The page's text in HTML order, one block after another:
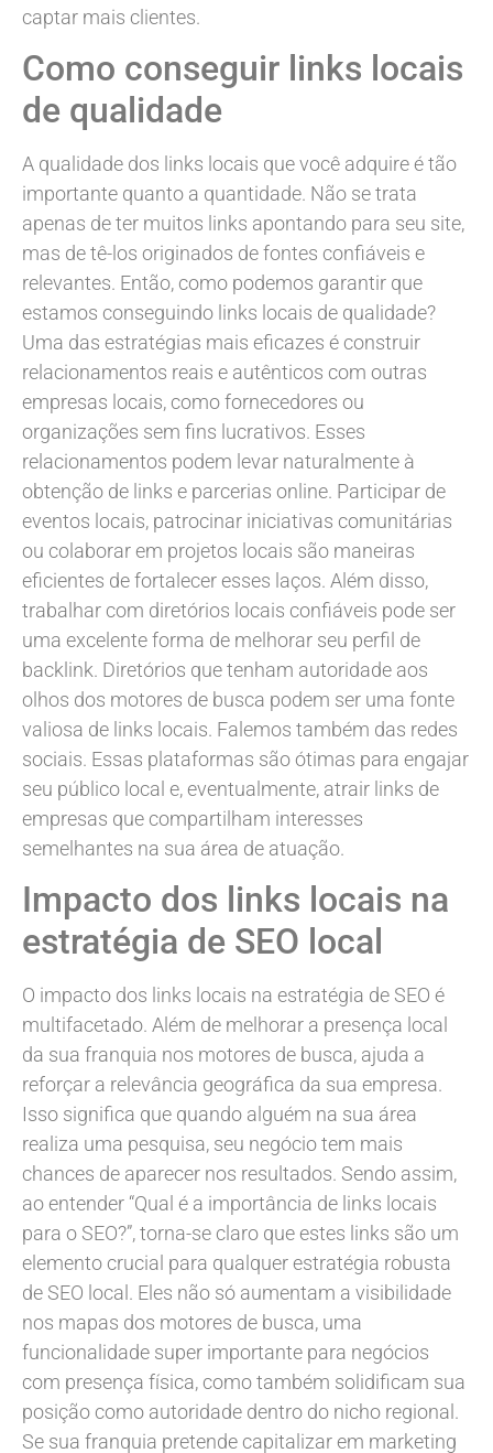
captar mais clientes.
Como conseguir links locais
de qualidade
A qualidade dos links locais que você adquire é tão
importante quanto a quantidade. Não se trata
apenas de ter muitos links apontando para seu site,
mas de tê-los originados de fontes confiáveis e
relevantes. Então, como podemos garantir que
estamos conseguindo links locais de qualidade?
Uma das estratégias mais eficazes é construir
relacionamentos reais e autênticos com outras
empresas locais, como fornecedores ou
organizações sem fins lucrativos. Esses
relacionamentos podem levar naturalmente à
obtenção de links e parcerias online. Participar de
eventos locais, patrocinar iniciativas comunitárias
ou colaborar em projetos locais são maneiras
eficientes de fortalecer esses laços. Além disso,
trabalhar com diretórios locais confiáveis pode ser
uma excelente forma de melhorar seu perfil de
backlink. Diretórios que tenham autoridade aos
olhos dos motores de busca podem ser uma fonte
valiosa de links locais. Falemos também das redes
sociais. Essas plataformas são ótimas para engajar
seu público local e, eventualmente, atrair links de
empresas que compartilham interesses
semelhantes na sua área de atuação.
Impacto dos links locais na
estratégia de SEO local
O impacto dos links locais na estratégia de SEO é
multifacetado. Além de melhorar a presença local
da sua franquia nos motores de busca, ajuda a
reforçar a relevância geográfica da sua empresa.
Isso significa que quando alguém na sua área
realiza uma pesquisa, seu negócio tem mais
chances de aparecer nos resultados. Sendo assim,
ao entender “Qual é a importância de links locais
para o SEO?”, torna-se claro que estes links são um
elemento crucial para qualquer estratégia robusta
de SEO local. Eles não só aumentam a visibilidade
nos mapas dos motores de busca, uma
funcionalidade super importante para negócios
com presença física, como também solidificam sua
posição como autoridade dentro do nicho regional.
Se sua franquia pretende capitalizar em marketing